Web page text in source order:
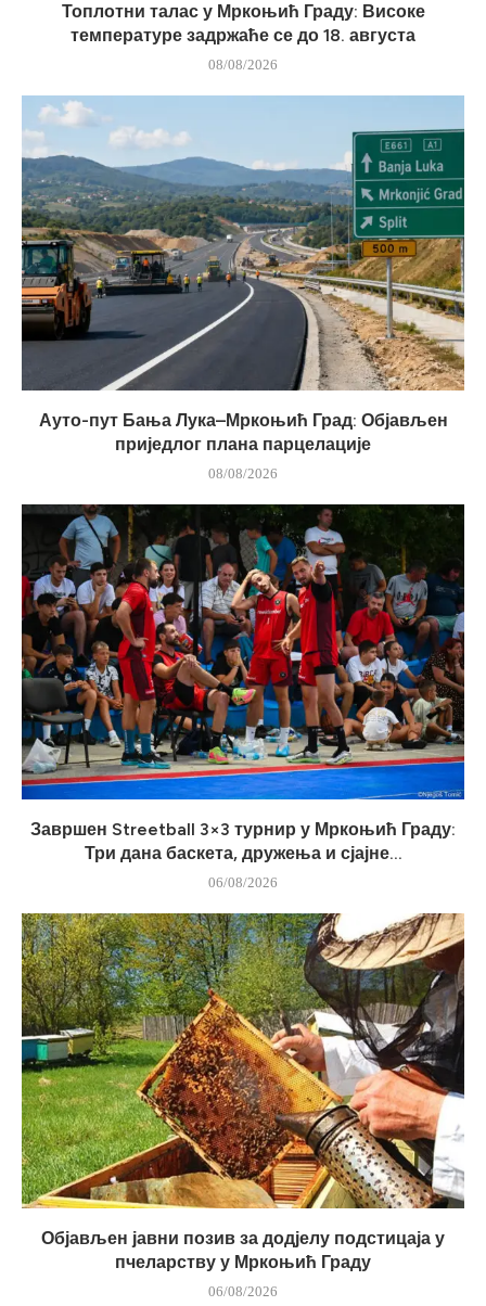
Топлотни талас у Мркоњић Граду: Високе
температуре задржаће се до 18. августа
08/08/2026
Ауто-пут Бања Лука–Мркоњић Град: Објављен
приједлог плана парцелације
08/08/2026
Завршен Streetball 3×3 турнир у Мркоњић Граду:
Три дана баскета, дружења и сјајне...
06/08/2026
Објављен јавни позив за додјелу подстицаја у
пчеларству у Мркоњић Граду
06/08/2026